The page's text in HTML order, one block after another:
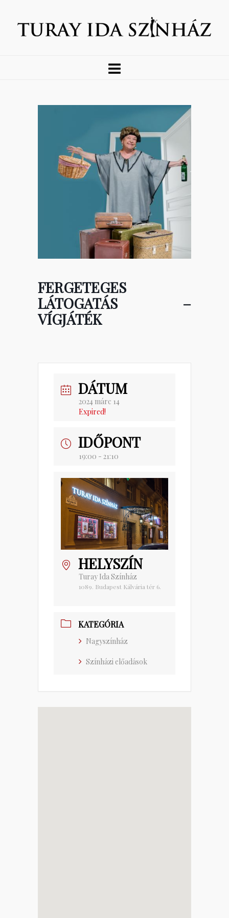
FERGETEGES
LÁTOGATÁS –
VÍGJÁTÉK
DÁTUM
2024 márc 14
Expired!
IDŐPONT
19:00 - 21:10
HELYSZÍN
Turay Ida Színház
1089. Budapest Kálvária tér 6.
KATEGÓRIA
Nagyszínház
Színházi előadások